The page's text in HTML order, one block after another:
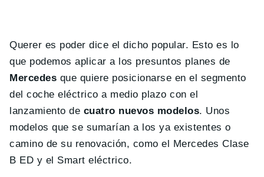
Querer es poder dice el dicho popular. Esto es lo
que podemos aplicar a los presuntos planes de
Mercedes que quiere posicionarse en el segmento
del coche eléctrico a medio plazo con el
lanzamiento de cuatro nuevos modelos. Unos
modelos que se sumarían a los ya existentes o
camino de su renovación, como el Mercedes Clase
B ED y el Smart eléctrico.